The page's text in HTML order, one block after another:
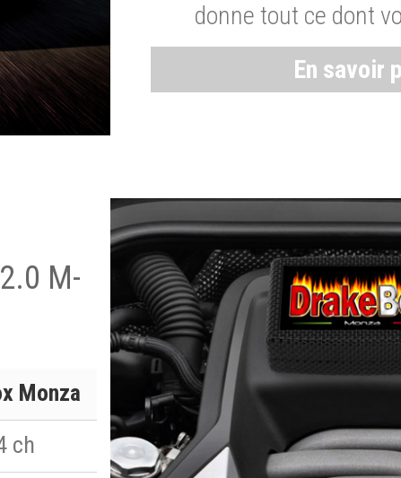
donne tout ce dont
En savoir
M-
Monza
ch